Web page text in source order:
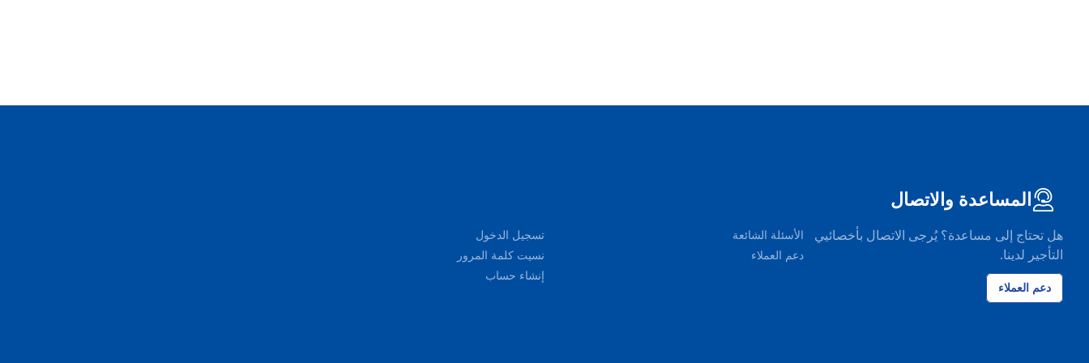
المساعدة والاتصال
هل تحتاج إلى مساعدة؟ يُرجى الاتصال بأخصائيي
التأجير لدينا.
دعم العملاء
الأسئلة الشائعة
دعم العملاء
تسجيل الدخول
نسيت كلمة المرور
إنشاء حساب